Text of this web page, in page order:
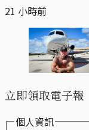
21 小時前
立即領取電子報
個人資訊